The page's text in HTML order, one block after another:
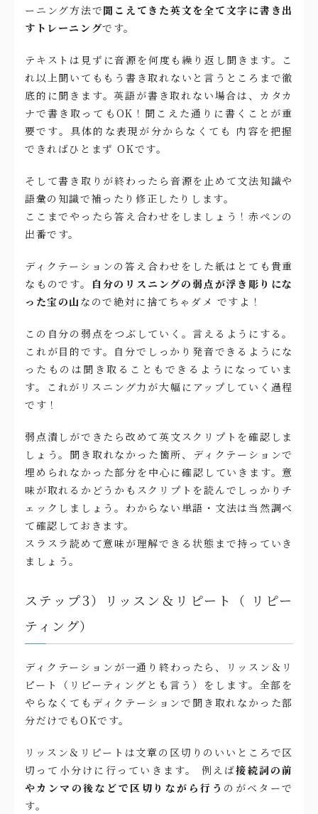
ーニング方法で聞こえてきた英文を全て文字に書き出
すトレーニングです。
テキストは見ずに音源を何度も繰り返し聞きます。こ
れ以上聞いてももう書き取れないと言うところまで徹
底的に聞きます。英語が書き取れない場合は、カタカ
ナで書き取ってもOK！聞こえた通りに書くことが重
要です。具体的な表現が分からなくても 内容を把握
できればひとまず OKです。
そして書き取りが終わったら音源を止めて文法知識や
語彙の知識で補ったり修正したりします。
ここまでやったら答え合わせをしましょう！赤ペンの
出番です。
ディクテーションの答え合わせをした紙はとても貴重
なものです。
自分のリスニングの弱点が浮き彫りにな
った宝の山なので絶対に捨てちゃダメ ですよ！
この自分の弱点をつぶしていく。言えるようにする。
これが目的です。自分でしっかり発音できるようにな
ったものは聞き取ることもできるようになっていま
す。これがリスニング力が大幅にアップしていく過程
です！
弱点潰しができたら改めて英文スクリプトを確認しま
しょう。聞き取れなかった箇所、ディクテーションで
埋められなかった部分を中心に確認していきます。意
味が取れるかどうかもスクリプトを読んでしっかりチ
ェックしましょう。わからない単語・文法は当然調べ
て確認しておきます。
スラスラ読めて意味が理解できる状態まで持っていき
ましょう。
ステップ3）リッスン＆リピート（ リピー
ティング）
ディクテーションが一通り終わったら、リッスン＆リ
ピート（リピーティングとも言う）をします。全部を
やらなくてもディクテーションで聞き取れなかった部
分だけでもOKです。
リッスン＆リピートは文章の区切りのいいところで区
切って小分けに行っていきます。 例えば接続詞の前
やカンマの後などで区切りながら行う のがベターで
す。